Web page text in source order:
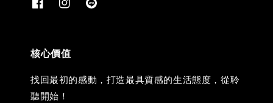
核心價值
找回最初的感動，打造最具質感的生活態度，從聆
聽開始！